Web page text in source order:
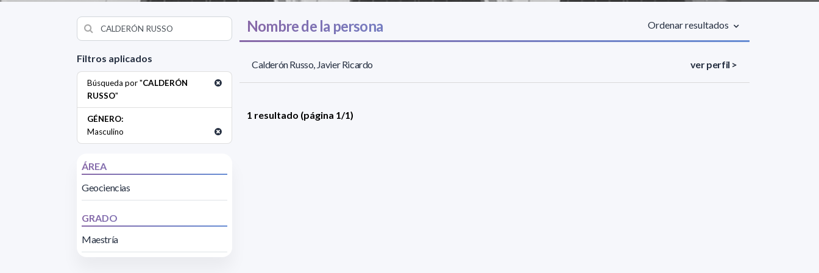
Filtros aplicados
Búsqueda por "CALDERÓN
RUSSO"
GÉNERO:
Masculino
ÁREA
Geociencias
GRADO
Maestría
Nombre de la persona Ordenar resultados
Calderón Russo, Javier Ricardo ver perfil >
1 resultado (página 1/1)